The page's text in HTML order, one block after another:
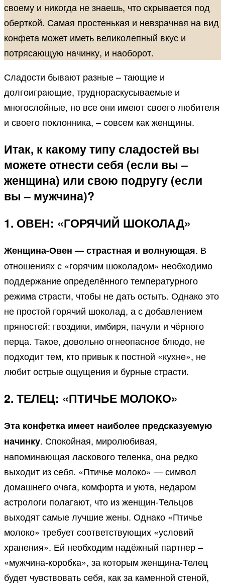
своему и никогда не знаешь, что скрывается под
оберткой. Самая простенькая и невзрачная на вид
конфета может иметь великолепный вкус и
потрясающую начинку, и наоборот.
Сладости бывают разные – тающие и
долгоиграющие, труднораскусываемые и
многослойные, но все они имеют своего любителя
и своего поклонника, – совсем как женщины.
Итак, к какому типу сладостей вы
можете отнести себя (если вы –
женщина) или свою подругу (если
вы – мужчина)?
1. ОВЕН: «ГОРЯЧИЙ ШОКОЛАД»
Женщина-Овен — страстная и волнующая. В
отношениях с «горячим шоколадом» необходимо
поддержание определённого температурного
режима страсти, чтобы не дать остыть. Однако это
не простой горячий шоколад, а с добавлением
пряностей: гвоздики, имбиря, пачули и чёрного
перца. Такое, довольно огнеопасное блюдо, не
подходит тем, кто привык к постной «кухне», не
любит острые ощущения и бурные страсти.
2. ТЕЛЕЦ: «ПТИЧЬЕ МОЛОКО»
Эта конфетка имеет наиболее предсказуемую
начинку. Спокойная, миролюбивая,
напоминающая ласкового теленка, она редко
выходит из себя. «Птичье молоко» — символ
домашнего очага, комфорта и уюта, недаром
астрологи полагают, что из женщин-Тельцов
выходят самые лучшие жены. Однако «Птичье
молоко» требует соответствующих «условий
хранения». Ей необходим надёжный партнер –
«мужчина-коробка», за которым женщина-Телец
будет чувствовать себя, как за каменной стеной,